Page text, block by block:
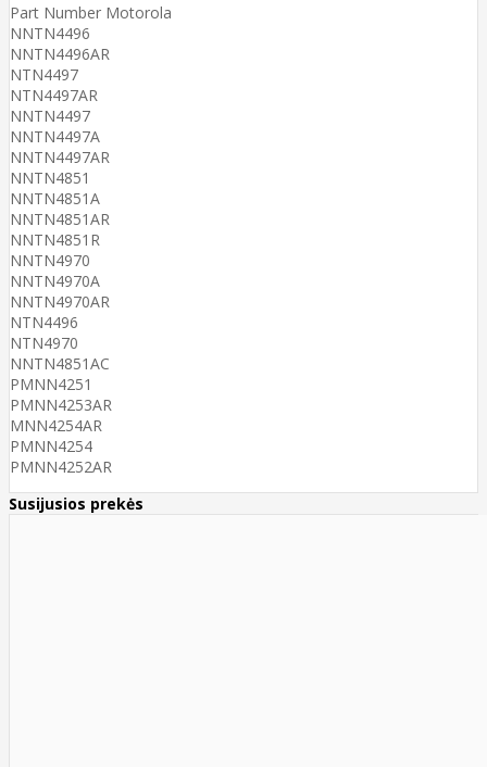
Part Number Motorola
NNTN4496
NNTN4496AR
NTN4497
NTN4497AR
NNTN4497
NNTN4497A
NNTN4497AR
NNTN4851
NNTN4851A
NNTN4851AR
NNTN4851R
NNTN4970
NNTN4970A
NNTN4970AR
NTN4496
NTN4970
NNTN4851AC
PMNN4251
PMNN4253AR
MNN4254AR
PMNN4254
PMNN4252AR
Susijusios prekės